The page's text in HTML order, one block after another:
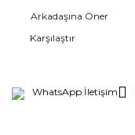
Arkadaşına Öner
Karşılaştır
WhatsApp İletişim